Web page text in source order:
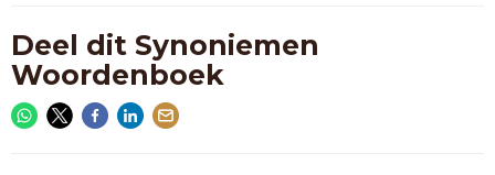
Deel dit Synoniemen
Woordenboek